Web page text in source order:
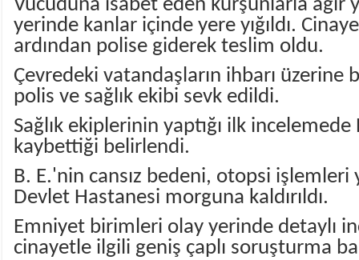
Vücuduna isabet eden kurşunlarla ağır
yerinde kanlar içinde yere yığıldı.
ardından polise giderek teslim oldu.
Çevredeki vatandaşların ihbarı üzerine
polis ve sağlık ekibi sevk edildi.
Sağlık ekiplerinin yaptığı ilk incelemede
kaybettiği belirlendi.
B. E.'nin cansız bedeni, otopsi işlemleri
Devlet Hastanesi morguna kaldırıldı.
Emniyet birimleri olay yerinde detaylı
cinayetle ilgili geniş çaplı soruşturma